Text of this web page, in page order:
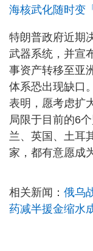
海核武化随时变
特朗普政府近期
武器系统，并宣
事资产转移至亚
体系恐出现缺口
表明，愿考虑扩
局限于目前的6
兰、英国、土耳
家，都有意愿成
相关新闻： 俄乌
药减半援金缩水